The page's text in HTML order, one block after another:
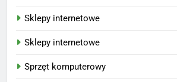
Sklepy internetowe
Sklepy internetowe
Sprzęt komputerowy